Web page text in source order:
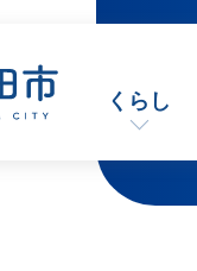
くらし